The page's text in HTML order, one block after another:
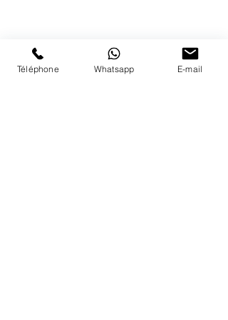
PAIEMENTS ACCEPTÉS
Téléphone Whatsapp E-mail